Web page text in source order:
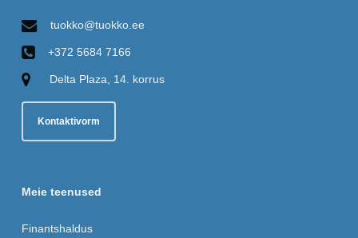
tuokko@tuokko.ee
+372 5684 7166
Delta Plaza, 14. korrus
Kontaktivorm
Meie teenused
Finantshaldus